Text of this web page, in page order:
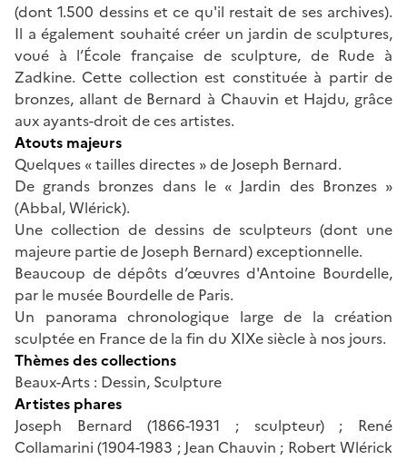
(dont 1.500 dessins et ce qu'il restait de ses archives).
Il a également souhaité créer un jardin de sculptures,
voué à l’École française de sculpture, de Rude à
Zadkine. Cette collection est constituée à partir de
bronzes, allant de Bernard à Chauvin et Hajdu, grâce
aux ayants-droit de ces artistes.
Atouts majeurs
Quelques « tailles directes » de Joseph Bernard.
De grands bronzes dans le « Jardin des Bronzes »
(Abbal, Wlérick).
Une collection de dessins de sculpteurs (dont une
majeure partie de Joseph Bernard) exceptionnelle.
Beaucoup de dépôts d’œuvres d'Antoine Bourdelle,
par le musée Bourdelle de Paris.
Un panorama chronologique large de la création
sculptée en France de la fin du XIXe siècle à nos jours.
Thèmes des collections
Beaux-Arts : Dessin, Sculpture
Artistes phares
Joseph Bernard (1866-1931 ; sculpteur) ; René
Collamarini (1904-1983 ; Jean Chauvin ; Robert Wlérick